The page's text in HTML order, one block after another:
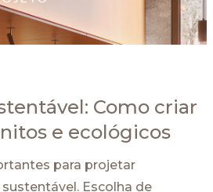
Como criar
e ecológicos
para projetar
Escolha de